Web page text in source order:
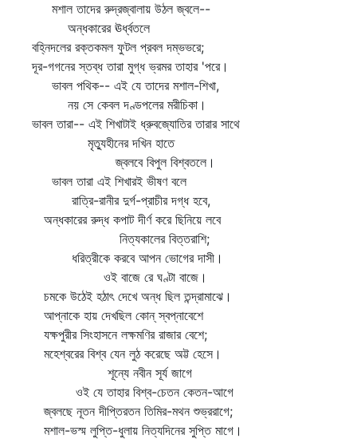
মশাল তাদের রুদ্রজ্বালায় উঠল জ্বলে--
অন্ধকারের ঊর্ধ্বতলে
বহ্নিদলের রক্তকমল ফুটল প্রবল দম্ভভরে;
দূর-গগনের স্তব্ধ তারা মুগ্ধ ভ্রমর তাহার 'পরে।
ভাবল পথিক-- এই যে তাদের মশাল-শিখা,
নয় সে কেবল দণ্ডপলের মরীচিকা।
ভাবল তারা-- এই শিখাটাই ধ্রুবজ্যোতির তারার সাথে
মৃত্যুহীনের দখিন হাতে
জ্বলবে বিপুল বিশ্বতলে।
ভাবল তারা এই শিখারই ভীষণ বলে
রাত্রি-রানীর দুর্গ-প্রাচীর দগ্ধ হবে,
অন্ধকারের রুদ্ধ কপাট দীর্ণ করে ছিনিয়ে লবে
নিত্যকালের বিত্তরাশি;
ধরিত্রীকে করবে আপন ভোগের দাসী।
ওই বাজে রে ঘণ্টা বাজে।
চমকে উঠেই হঠাৎ দেখে অন্ধ ছিল তন্দ্রামাঝে।
আপ্‌নাকে হায় দেখছিল কোন্‌ স্বপ্নাবেশে
যক্ষপুরীর সিংহাসনে লক্ষমণির রাজার বেশে;
মহেশ্বরের বিশ্ব যেন লুঠ করেছে অট্ট হেসে।
শূন্যে নবীন সূর্য জাগে
ওই যে তাহার বিশ্ব-চেতন কেতন-আগে
জ্বলছে নূতন দীপ্তিরতন তিমির-মথন শুভ্ররাগে;
মশাল-ভস্ম লুপ্তি-ধুলায় নিত্যদিনের সুপ্তি মাগে।